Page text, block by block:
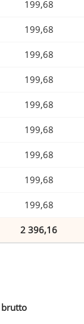
199,68
199,68
199,68
199,68
199,68
199,68
199,68
199,68
199,68
2 396,16
brutto